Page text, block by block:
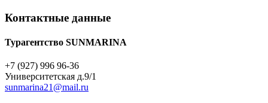
Контактные данные
Турагентство SUNMARINA
+7 (927) 996 96-36
Университетская д.9/1
sunmarina21@mail.ru